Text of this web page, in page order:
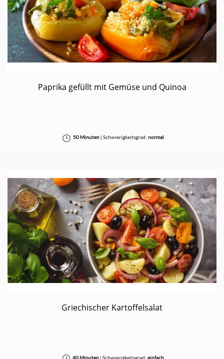
Paprika gefüllt mit Gemüse und Quinoa
50 Minuten| Schwierigkeitsgrad: normal
Griechischer Kartoffelsalat
40 Minuten |Schwierigkeitsgrad:einfach